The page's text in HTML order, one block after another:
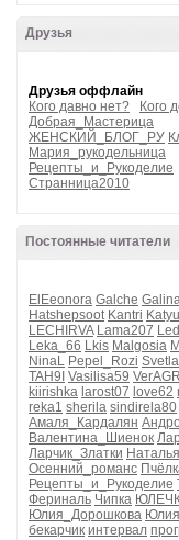
Друзья
Друзья оффлайн
Кого давно нет?
Кого
Добрая_Мастерица
ЖЕНСКИЙ_БЛОГ_РУ
Мария_рукодельница
Рецепты_и_Рукоделие
Странница2010
Постоянные читатели
ElEeonora Galche
Hatshepsoot Kantri
LECHIRVA Lama207
Leka_66 Lkis Malgosia
NinaL Pepel_Rozi
TAH9I Vasilisa59 VerAGRI
kiirishka larost07 love62
reka1 sherila sindirela80
Амаля_Кардалян
Валентина_Шиенок
Ларчик_Златки
Осенний_романс
Рецепты_и_Рукоделие
Фериналь Чипка
Юлия_Дорошкова
бекарчик интервал